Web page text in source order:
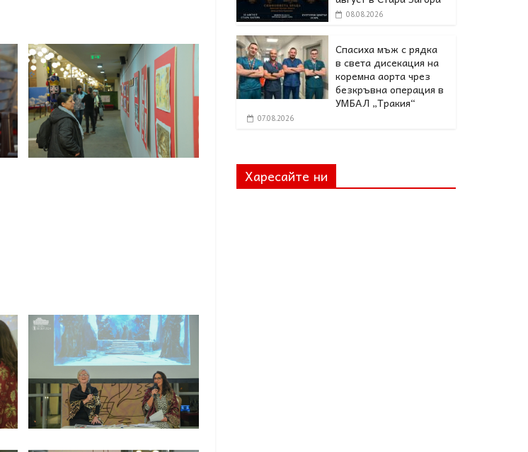
08.08.2026
Спасиха мъж с рядка
в света дисекация на
коремна аорта чрез
безкръвна операция в
УМБАЛ „Тракия“
07.08.2026
Харесайте ни